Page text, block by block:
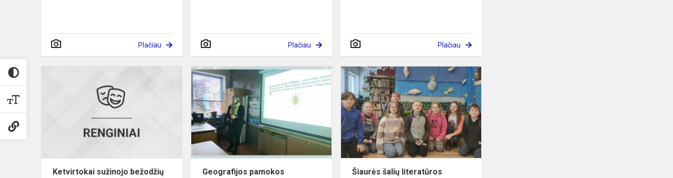
Plačiau Plačiau Plačiau
Ketvirtokai
sužinojo
bežodžių
knygų
galią
Ketvirtokai sužinojo bežodžių
Geografijos
pamokos
Geografijos pamokos
Šiaurės
šalių
savaitė
Šiaurės šalių literatūros